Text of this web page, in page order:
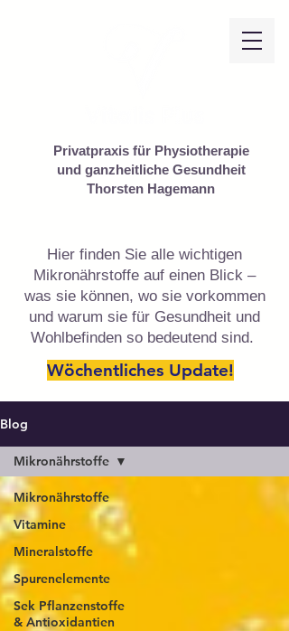
Privatpraxis für Physiotherapie
und ganzheitliche Gesundheit
Thorsten Hagemann
Hier finden Sie alle wichtigen
Mikronährstoffe auf einen Blick –
was sie können, wo sie vorkommen
und warum sie für Gesundheit und
Wohlbefinden so bedeutend sind.
Wöchentliches Update!
Blog
Mikronährstoffe
Vitamine
Mineralstoffe
Spurenelemente
Sek Pflanzenstoffe
& Antioxidantien
Mikronährstoffe